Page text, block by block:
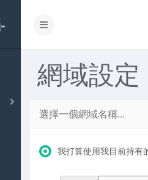
網域設定
選擇一個網域名稱...
我打算使用我目前持有